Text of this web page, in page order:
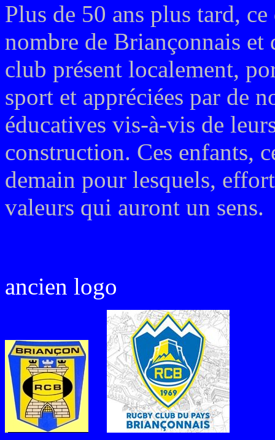
Plus de 50 ans plus tard,
nombre de Briançonnais
club présent localement,
sport et appréciées par de
éducatives vis-à-vis de
construction. Ces enfants,
demain pour lesquels,
valeurs qui auront un sens.
ancien logo